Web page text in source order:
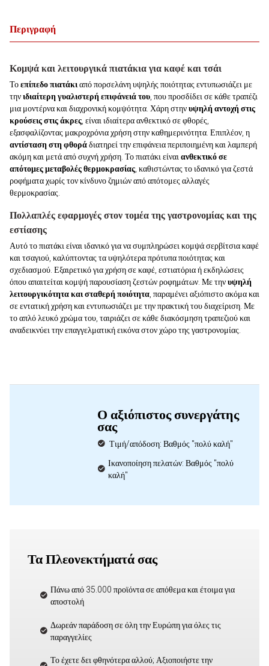
Περιγραφή
Κομψά και λειτουργικά πιατάκια για καφέ και τσάι
Τοεπίπεδο πιατάκιαπό πορσελάνη υψηλής ποιότητας εντυπωσιάζει με
τηνιδιαίτερη γυαλιστερή επιφάνειά του , που προσδίδει σε κάθε τραπέζι
μια μοντέρνα και διαχρονική κομψότητα. Χάρη στηνυψηλή αντοχή στις
κρούσεις στις άκρες , είναι ιδιαίτερα ανθεκτικό σε φθορές,
εξασφαλίζοντας μακροχρόνια χρήση στην καθημερινότητα. Επιπλέον, η
αντίσταση στη φθοράδιατηρεί την επιφάνεια περιποιημένη και λαμπερή
ακόμη και μετά από συχνή χρήση. Το πιατάκι είναι ανθεκτικό σε
απότομες μεταβολές θερμοκρασίας , καθιστώντας το ιδανικό για ζεστά
ροφήματα χωρίς τον κίνδυνο ζημιών από απότομες αλλαγές
θερμοκρασίας.
Πολλαπλές εφαρμογές στον τομέα της γαστρονομίας και της
εστίασης
Αυτό το πιατάκι είναι ιδανικό για να συμπληρώσει κομψά σερβίτσια καφέ
και τσαγιού, καλύπτοντας τα υψηλότερα πρότυπα ποιότητας και
σχεδιασμού. Εξαιρετικό για χρήση σε καφέ, εστιατόρια ή εκδηλώσεις
όπου απαιτείται κομψή παρουσίαση ζεστών ροφημάτων. Με τηνυψηλή
λειτουργικότητα και σταθερή ποιότητα , παραμένει αξιόπιστο ακόμα και
σε εντατική χρήση και εντυπωσιάζει με την πρακτική του διαχείριση. Με
το απλό λευκό χρώμα του, ταιριάζει σε κάθε διακόσμηση τραπεζιού και
αναδεικνύει την επαγγελματική εικόνα στον χώρο της γαστρονομίας.
Ο αξιόπιστος συνεργάτης
σας
Τιμή/απόδοση: Βαθμός "πολύ καλή"
Ικανοποίηση πελατών: Βαθμός "πολύ
καλή"
Τα Πλεονεκτήματά σας
Πάνω από 35.000 προϊόντα σε απόθεμα και έτοιμα για
αποστολή
Δωρεάν παράδοση σε όλη την Ευρώπη για όλες τις
παραγγελίες
Το έχετε δει φθηνότερα αλλού; Αξιοποιήστε την